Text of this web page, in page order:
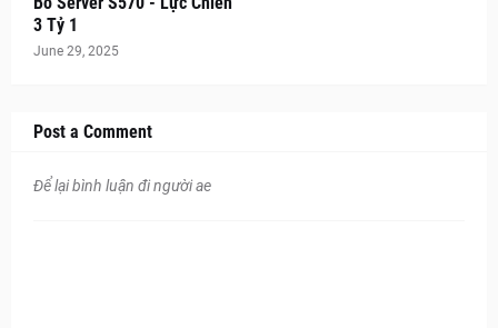
3 Tỷ 1
June 29, 2025
Post a Comment
Để lại bình luận đi người ae